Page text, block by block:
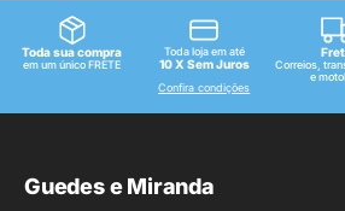
Toda sua compra
em um único FRETE
Toda loja em até
10 X Sem Juros
Confira condições
Correios,
e
Guedes e Miranda